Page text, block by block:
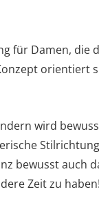
für Damen, die
orientiert
wird
bewusst auch
Zeit zu haben!